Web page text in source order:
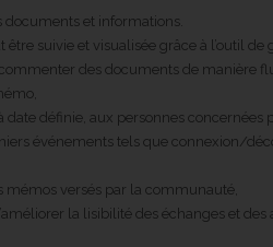
documents et informations.
suivie et visualisée grâce à l’outil de
des documents de manière
date définie, aux personnes concernées
événements tels que connexion/
mémos versés par la communauté,
la lisibilité des échanges et des